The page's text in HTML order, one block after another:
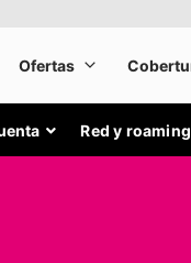
Red y roaming